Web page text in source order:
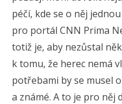
péčí, kde se o něj
pro portál CNN Prima
totiž je, aby nezůstal
k tomu, že herec nemá
potřebami by se musel
a známé. A to je pro něj